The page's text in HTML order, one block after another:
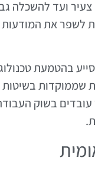
ועד להשכלה
לשפר את
בהטמעת
בשיטות
עובדים בשוק